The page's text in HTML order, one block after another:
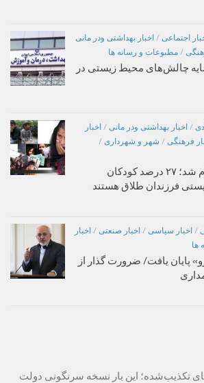
اجتماعی / اخبار بهداشتی ودر مانی
/ مطبوعات و رسانه ها
چالش‌های محیط زیستی در
/ اخبار بهداشتی ودر مانی / اخبار
فرهنگی / شهر و شهرداری /
در گفت‌وگو با ایرنا اعلام شد؛ ۲۷ درصد کودکان
فرزندان طلاق هستند
/ اخبار سیاسی / اخبار صنعتی / اخبار
ها
پایان یافت/ ضرورت گذار از
تکذیب‌شده؛ این بار نسخه سرنگونی دولت